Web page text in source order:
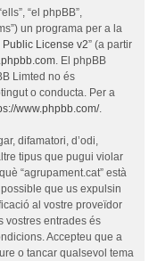
“el phpBB”,
un programa per a la
License v2” (a partir
. El phpBB
Limted no és
o conducta. Per a
www.phpbb.com/.
difamatori, d’odi,
tipus que pugui violar
“agrupament.cat” està
que us expulsin
al vostre proveïdor
vostres entrades és
Accepteu que a
o tancar qualsevol tema